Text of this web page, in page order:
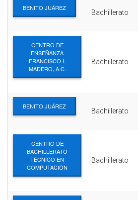
BENITO JUÁREZ
Bachillerato
CENTRO DE
ENSEÑANZA
FRANCISCO I.
MADERO, A.C.
Bachillerato
BENITO JUÁREZ
Bachillerato
CENTRO DE
BACHILLERATO
TÉCNICO EN
COMPUTACIÓN
Bachillerato